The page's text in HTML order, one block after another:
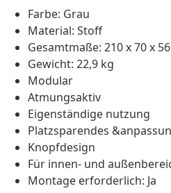
Farbe: Grau
Material: Stoff
Gesamtmaße: 210 x 70 x
Gewicht: 22,9 kg
Modular
Atmungsaktiv
Eigenständige nutzung
Platzsparendes
Knopfdesign
Für innen- und
Montage erforderlich: Ja